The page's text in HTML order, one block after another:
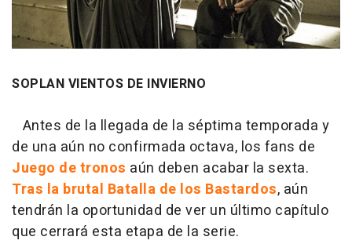
SOPLAN VIENTOS DE INVIERNO
Antes de la llegada de la séptima temporada y
de una aún no confirmada octava, los fans de
Juego de tronos aún deben acabar la sexta.
Tras la brutal Batalla de los Bastardos, aún
tendrán la oportunidad de ver un último capítulo
que cerrará esta etapa de la serie.